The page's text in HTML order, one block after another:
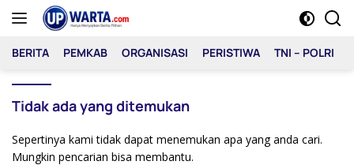
Langsung
BERITA PEMKAB ORGANISASI PERISTIWA TNI – POLRI
Tidak ada yang ditemukan
Sepertinya kami tidak dapat menemukan apa yang anda cari.
Mungkin pencarian bisa membantu.